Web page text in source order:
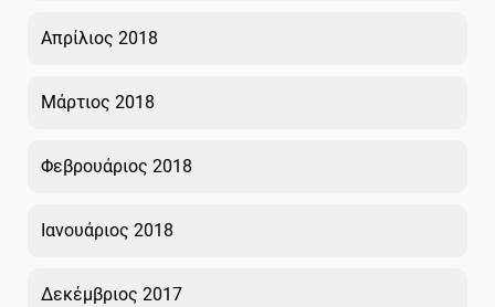
Απρίλιος 2018
Μάρτιος 2018
Φεβρουάριος 2018
Ιανουάριος 2018
Δεκέμβριος 2017